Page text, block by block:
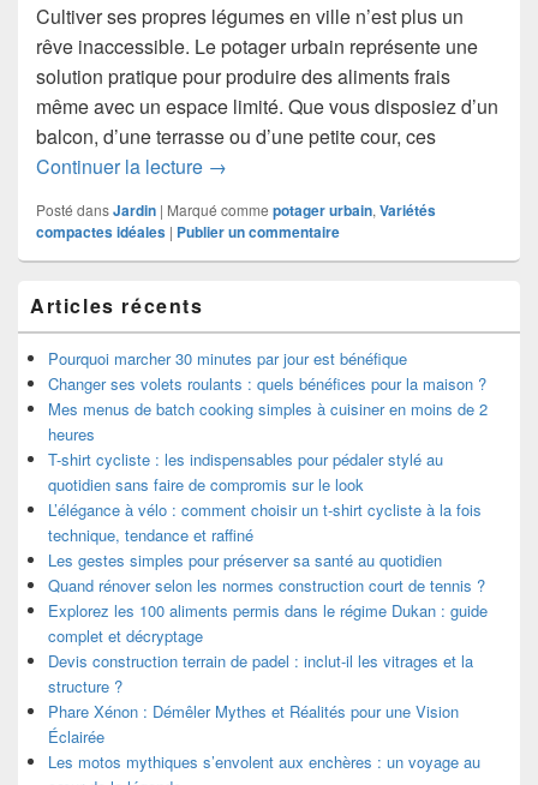
Cultiver ses propres légumes en ville n’est plus un
rêve inaccessible. Le potager urbain représente une
solution pratique pour produire des aliments frais
même avec un espace limité. Que vous disposiez d’un
balcon, d’une terrasse ou d’une petite cour, ces
Continuer la lecture Comment créer un potager urbain en
→
Posté dansJardin | Marqué comme potager urbain, Variétés
compactes idéales | Publier un commentaire
principale
de
widget
pour
barre
latérale
Articles récents
Pourquoi marcher 30 minutes par jour est bénéfique
Changer ses volets roulants : quels bénéfices pour la maison ?
Mes menus de batch cooking simples à cuisiner en moins de 2
heures
T-shirt cycliste : les indispensables pour pédaler stylé au
quotidien sans faire de compromis sur le look
L’élégance à vélo : comment choisir un t-shirt cycliste à la fois
technique, tendance et raffiné
Les gestes simples pour préserver sa santé au quotidien
Quand rénover selon les normes construction court de tennis ?
Explorez les 100 aliments permis dans le régime Dukan : guide
complet et décryptage
Devis construction terrain de padel : inclut-il les vitrages et la
structure ?
Phare Xénon : Démêler Mythes et Réalités pour une Vision
Éclairée
Les motos mythiques s’envolent aux enchères : un voyage au